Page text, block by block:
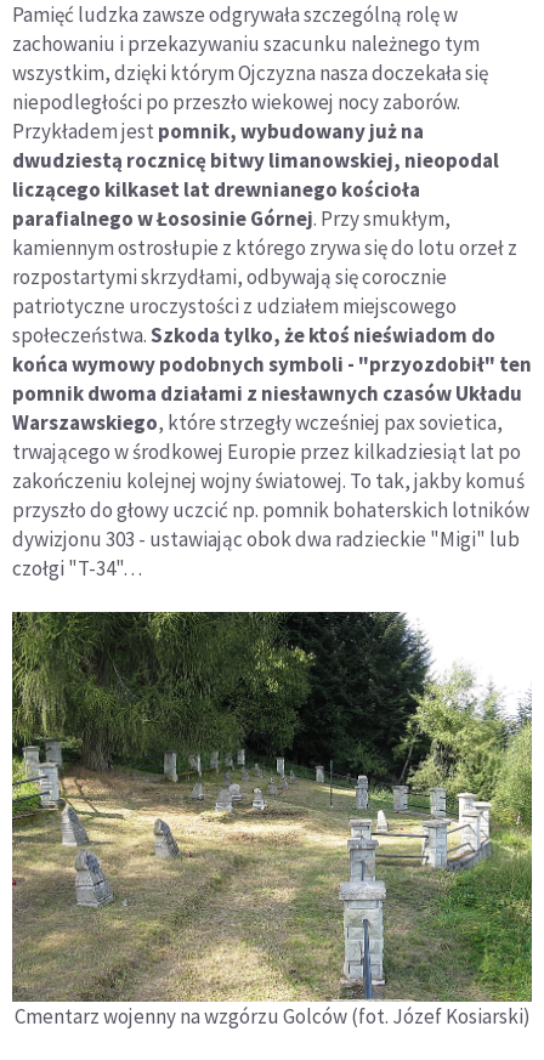
Pamięć ludzka zawsze odgrywała szczególną rolę w
zachowaniu i przekazywaniu szacunku należnego tym
wszystkim, dzięki którym Ojczyzna nasza doczekała się
niepodległości po przeszło wiekowej nocy zaborów.
Przykładem jest pomnik, wybudowany już na
dwudziestą rocznicę bitwy limanowskiej, nieopodal
liczącego kilkaset lat drewnianego kościoła
parafialnego w Łososinie Górnej. Przy smukłym,
kamiennym ostrosłupie z którego zrywa się do lotu orzeł z
rozpostartymi skrzydłami, odbywają się corocznie
patriotyczne uroczystości z udziałem miejscowego
społeczeństwa.Szkoda tylko, że ktoś nieświadom do
końca wymowy podobnych symboli - "przyozdobił" ten
pomnik dwoma działami z niesławnych czasów Układu
Warszawskiego, które strzegły wcześniej pax sovietica,
trwającego w środkowej Europie przez kilkadziesiąt lat po
zakończeniu kolejnej wojny światowej. To tak, jakby komuś
przyszło do głowy uczcić np. pomnik bohaterskich lotników
dywizjonu 303 - ustawiając obok dwa radzieckie "Migi" lub
czołgi "T-34"…
Cmentarz wojenny na wzgórzu Golców (fot. Józef Kosiarski)